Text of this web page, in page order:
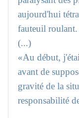
aujourd'hui
fauteuil roulant.
(...)
«Au début,
avant de
gravité de la
responsabilité